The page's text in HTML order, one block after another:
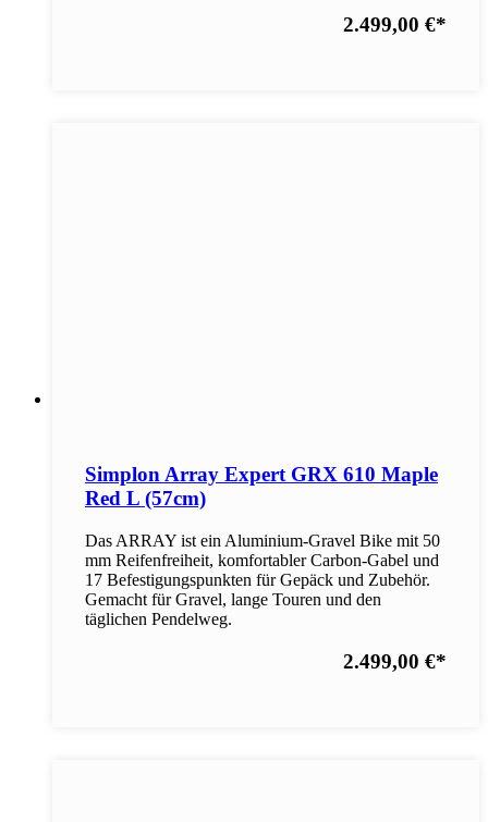
2.499,00 €*
Simplon Array Expert GRX 610 Maple
Red L (57cm)
Das ARRAY ist ein Aluminium-Gravel Bike mit 50
mm Reifenfreiheit, komfortabler Carbon-Gabel und
17 Befestigungspunkten für Gepäck und Zubehör.
Gemacht für Gravel, lange Touren und den
täglichen Pendelweg.
2.499,00 €*